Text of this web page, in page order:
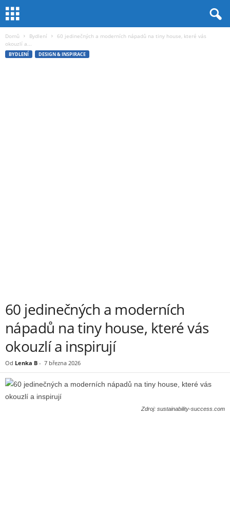
Domů Bydlení
60 jedinečných a moderních nápadů na tiny house, které vás
okouzlí a...
BYDLENÍ DESIGN & INSPIRACE
60 jedinečných a moderních
nápadů na tiny house, které vás
okouzlí a inspirují
Od Lenka B - 7 března 2026
Zdroj: sustainability-success.com